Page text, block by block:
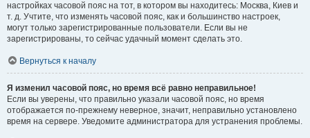
настройках часовой пояс на тот, в котором вы находитесь: Москва, Киев и
т. д. Учтите, что изменять часовой пояс, как и большинство настроек,
могут только зарегистрированные пользователи. Если вы не
зарегистрированы, то сейчас удачный момент сделать это.
Вернуться к началу
Я изменил часовой пояс, но время всё равно неправильное!
Если вы уверены, что правильно указали часовой пояс, но время
отображается по-прежнему неверное, значит, неправильно установлено
время на сервере. Уведомите администратора для устранения проблемы.